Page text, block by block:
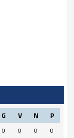
G V N P
0 0 0
0